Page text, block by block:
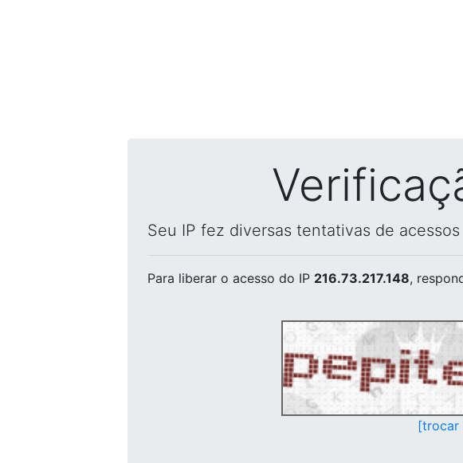
Seu IP fez diversas tentativas de
Para liberar o acesso do IP 216.73.217.148,
[trocar